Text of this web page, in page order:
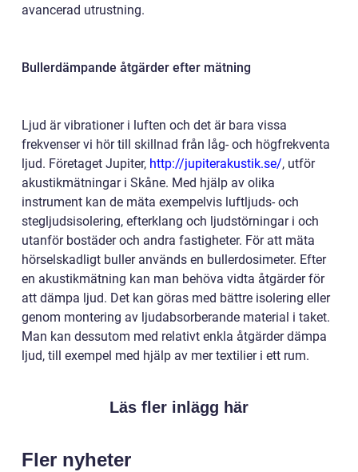
avancerad utrustning.
Bullerdämpande åtgärder efter mätning
Ljud är vibrationer i luften och det är bara vissa
frekvenser vi hör till skillnad från låg- och högfrekventa
ljud. Företaget Jupiter, http://jupiterakustik.se/, utför
akustikmätningar i Skåne. Med hjälp av olika
instrument kan de mäta exempelvis luftljuds- och
stegljudsisolering, efterklang och ljudstörningar i och
utanför bostäder och andra fastigheter. För att mäta
hörselskadligt buller används en bullerdosimeter. Efter
en akustikmätning kan man behöva vidta åtgärder för
att dämpa ljud. Det kan göras med bättre isolering eller
genom montering av ljudabsorberande material i taket.
Man kan dessutom med relativt enkla åtgärder dämpa
ljud, till exempel med hjälp av mer textilier i ett rum.
Läs fler inlägg här
Fler nyheter